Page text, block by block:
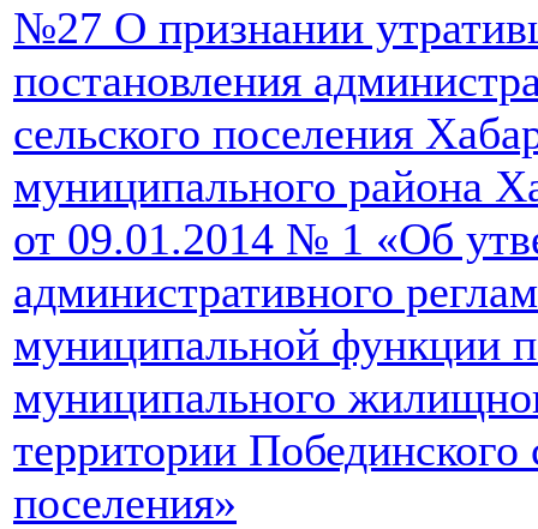
№27 О признании
постановления
сельского поселения
муниципального района
от 09.01.2014 № 1 «Об
административного
муниципальной функции
муниципального
территории Побединского
поселения»